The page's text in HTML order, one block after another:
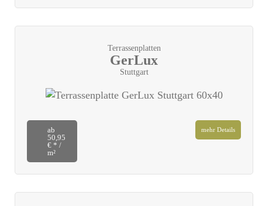
Terrassenplatten
GerLux
Stuttgart
ab
50,95
€ * /
m²
mehr Details